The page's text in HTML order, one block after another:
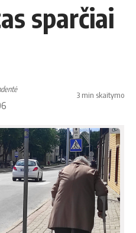
sparčiai
3 min skaitymo